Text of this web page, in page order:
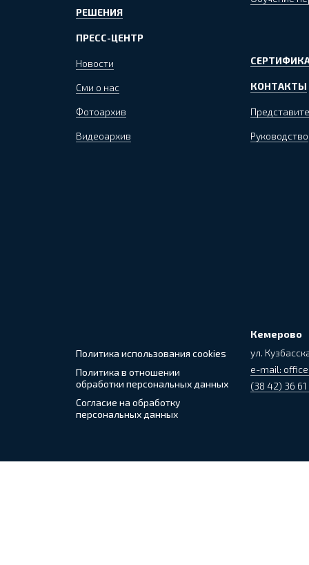
РЕШЕНИЯ
ПРЕСС-ЦЕНТР
Новости
Сми о нас
Фотоархив
Видеоархив
КОНТАКТЫ
Руководство
Политика использования cookies
Политика в отношении
обработки персональных данных
Согласие на обработку
персональных данных
Кемерово
ул.
e-mail:
(38 42) 36